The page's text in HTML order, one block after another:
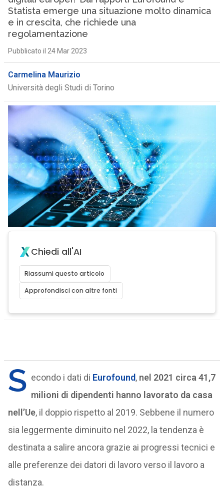
Statista emerge una situazione molto dinamica
e in crescita, che richiede una
regolamentazione
Pubblicato il 24 Mar 2023
Carmelina Maurizio
Università degli Studi di Torino
Chiedi all'AI
Riassumi questo articolo
Approfondisci con altre fonti
S econdo i dati di Eurofound, nel 2021 circa 41,7
milioni di dipendenti hanno lavorato da casa
nell’Ue, il doppio rispetto al 2019. Sebbene il numero
sia leggermente diminuito nel 2022, la tendenza è
destinata a salire ancora grazie ai progressi tecnici e
alle preferenze dei datori di lavoro verso il lavoro a
distanza.